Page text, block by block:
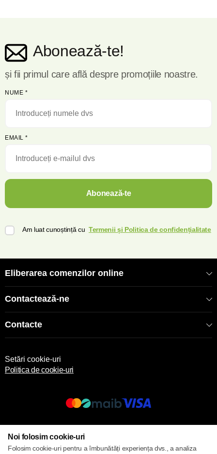
Abonează-te!
și fii primul care află despre promoțiile noastre.
NUME *
EMAIL *
Abonează-te
Am luat cunoștință cu Termenii și Politica de confidențialitate
Eliberarea comenzilor online
Contactează-ne
Contacte
Setări cookie-uri
Politica de cookie-uri
Noi folosim cookie-uri
Folosim cookie-uri pentru a îmbunătăți experiența dvs., a analiza